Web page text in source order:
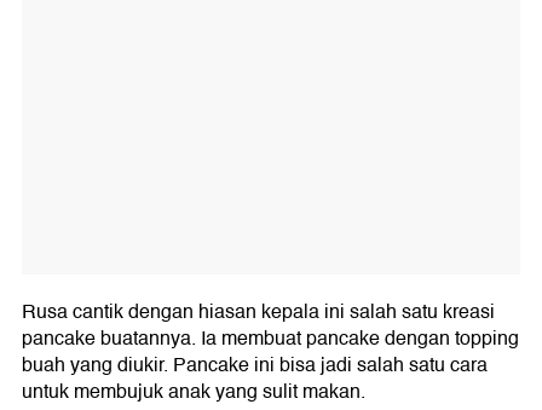
Rusa cantik dengan hiasan kepala ini salah satu kreasi
pancake buatannya. Ia membuat pancake dengan topping
buah yang diukir. Pancake ini bisa jadi salah satu cara
untuk membujuk anak yang sulit makan.